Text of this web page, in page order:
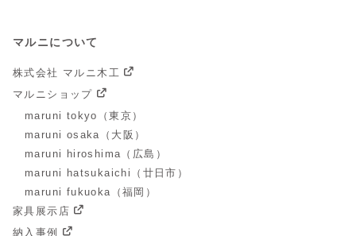
マルニについて
株式会社 マルニ木工
マルニショップ
maruni tokyo（東京）
maruni osaka（大阪）
maruni hiroshima（広島）
maruni hatsukaichi（廿日市）
maruni fukuoka（福岡）
家具展示店
納入事例